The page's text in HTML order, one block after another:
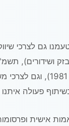
גם לצרכי
(כהגדרתו בחוק הגנת
פעולה
אישית